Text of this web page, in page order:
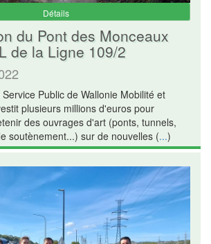
Détails
du Pont des Monceaux
de la Ligne 109/2
Public de Wallonie Mobilité et
plusieurs millions d'euros pour
des ouvrages d'art (ponts, tunnels,
soutènement...) sur de nouvelles (...)